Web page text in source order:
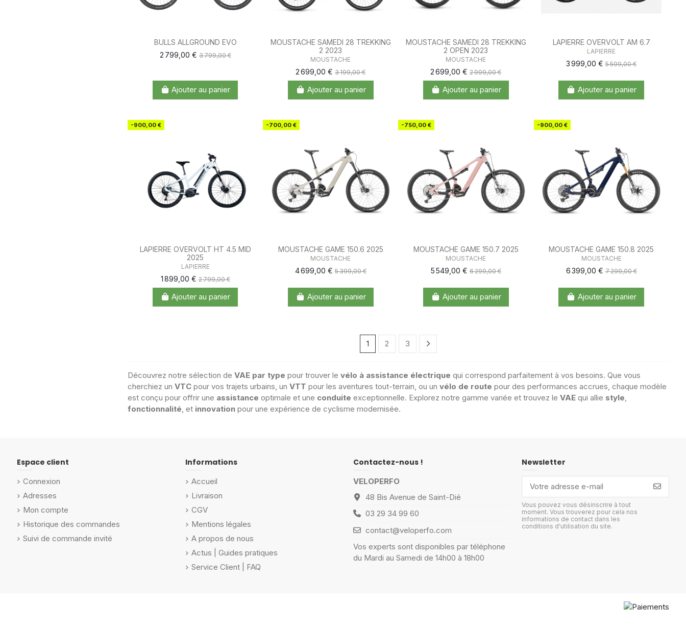
BULLS ALLGROUND EVO
2 799,00 €3 799,00 €
Ajouter au panier
MOUSTACHE SAMEDI 28 TREKKING
2 2023
MOUSTACHE
2 699,00 €3 199,00 €
Ajouter au panier
MOUSTACHE SAMEDI 28 TREKKING
2 OPEN 2023
MOUSTACHE
2 699,00 €2 999,00 €
Ajouter au panier
LAPIERRE OVERVOLT AM 6.7
LAPIERRE
3 999,00 €5 599,00 €
Ajouter au panier
-900,00 €
LAPIERRE OVERVOLT HT 4.5 MID
2025
LAPIERRE
1 899,00 €2 799,00 €
Ajouter au panier
-700,00 €
MOUSTACHE GAME 150.6 2025
MOUSTACHE
4 699,00 €5 399,00 €
Ajouter au panier
-750,00 €
MOUSTACHE GAME 150.7 2025
MOUSTACHE
5 549,00 € 6 299,00 €
Ajouter au panier
-900,00 €
MOUSTACHE GAME 150.8 2025
MOUSTACHE
6 399,00 €7 299,00 €
Ajouter au panier
1 2 3
Découvrez notre sélection de VAE par type pour trouver le vélo à assistance électrique qui correspond parfaitement à vos besoins. Que vous
cherchiez un VTCpour vos trajets urbains, un VTT pour les aventures tout-terrain, ou un vélo de route pour des performances accrues, chaque modèle
est conçu pour offrir une assistance optimale et une conduite exceptionnelle. Explorez notre gamme variée et trouvez le VAEqui allie style
fonctionnalité , et innovationpour une expérience de cyclisme modernisée.
Espace client
Connexion
Adresses
Mon compte
Historique des commandes
Suivi de commande invité
Informations
Accueil
Livraison
CGV
Mentions légales
A propos de nous
Actus | Guides pratiques
Service Client | FAQ
Contactez-nous !
VELOPERFO
48 Bis Avenue de Saint-Dié
03 29 34 99 60
contact@veloperfo.com
Vos experts sont disponibles par téléphone
du Mardi au Samedi de 14h00 à 18h00
Newsletter
Vous pouvez vous désinscrire à tout
moment. Vous trouverez pour cela nos
informations de contact dans les
conditions d'utilisation du site.